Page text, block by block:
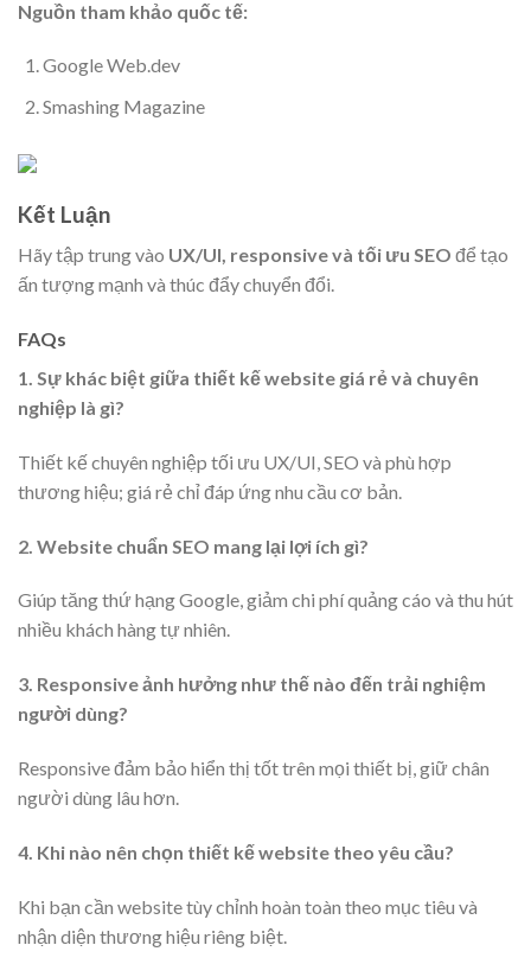
Nguồn tham khảo quốc tế:
Google Web.dev
Smashing Magazine
Kết Luận
Hãy tập trung vào UX/UI, responsive và tối ưu SEO để tạo
ấn tượng mạnh và thúc đẩy chuyển đổi.
FAQs
1. Sự khác biệt giữa thiết kế website giá rẻ và chuyên
nghiệp là gì?
Thiết kế chuyên nghiệp tối ưu UX/UI, SEO và phù hợp
thương hiệu; giá rẻ chỉ đáp ứng nhu cầu cơ bản.
2. Website chuẩn SEO mang lại lợi ích gì?
Giúp tăng thứ hạng Google, giảm chi phí quảng cáo và thu hút
nhiều khách hàng tự nhiên.
3. Responsive ảnh hưởng như thế nào đến trải nghiệm
người dùng?
Responsive đảm bảo hiển thị tốt trên mọi thiết bị, giữ chân
người dùng lâu hơn.
4. Khi nào nên chọn thiết kế website theo yêu cầu?
Khi bạn cần website tùy chỉnh hoàn toàn theo mục tiêu và
nhận diện thương hiệu riêng biệt.